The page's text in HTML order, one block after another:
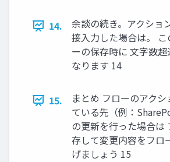
14.
余談の続き。アクショ
接入力した場合は。 こ
ーの保存時に 文字数
なります 14
15.
まとめ フローのアク
ている先（例：
の更新を行った場合は
存して変更内容をフロ
げましょう 15